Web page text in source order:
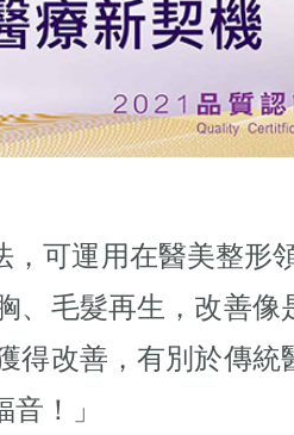
可運用在醫美整形
、毛髮再生，改善像
得改善，有別於傳統
！」